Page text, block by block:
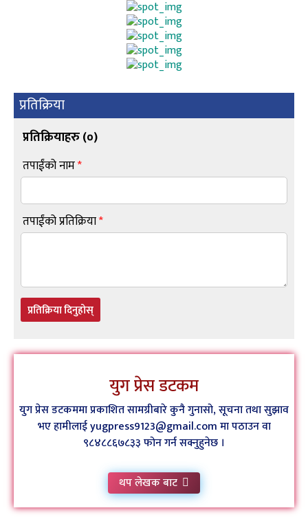
प्रतिक्रिया
प्रतिक्रियाहरु (०)
तपाईंको नाम*
तपाईंको प्रतिक्रिया*
प्रतिक्रिया दिनुहोस्
युग प्रेस डटकम
युग प्रेस डटकममा प्रकाशित सामग्रीबारे कुनै गुनासो, सूचना तथा सुझाव
भए हामीलाई yugpress9123@gmail.com मा पठाउन वा
९८४८८६७८३३ फोन गर्न सक्नुहुनेछ ।
थप लेखक बाट